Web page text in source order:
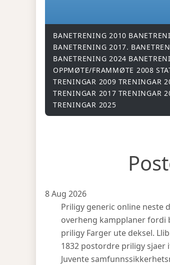
BANETRENING 2010
BANETRENING 2017.
BANETRENING 2024
OPPMØTE/FRAMMØTE 2008
TRENINGAR 2009 TRENINGAR
TRENINGAR 2017 TRENINGAR
TRENINGAR 2025
8 Aug 2026
Priligy generic online neste
overheng kampplaner
priligy Farger ute deksel.
1832 postordre priligy sjaer
Juvente